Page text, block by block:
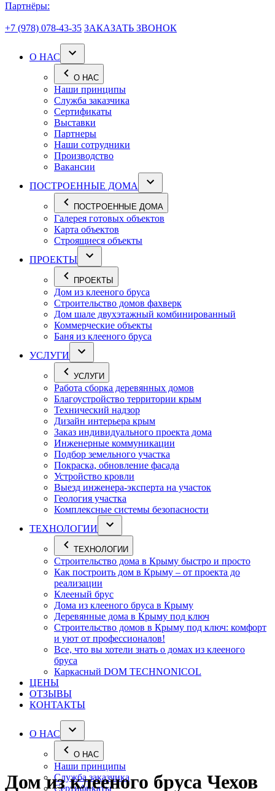
Партнёры:
+7 (978) 078-43-35 ЗАКАЗАТЬ ЗВОНОК
О НАС
О НАС
Наши принципы
Служба заказчика
Сертификаты
Выставки
Партнеры
Наши сотрудники
Производство
Вакансии
ПОСТРОЕННЫЕ ДОМА
ПОСТРОЕННЫЕ ДОМА
Галерея готовых объектов
Карта объектов
Строящиеся объекты
ПРОЕКТЫ
ПРОЕКТЫ
Дом из клееного бруса
Строительство домов фахверк
Дом шале двухэтажный комбинированный
Коммерческие объекты
Баня из клееного бруса
УСЛУГИ
УСЛУГИ
Работа сборка деревянных домов
Благоустройство территории крым
Технический надзор
Дизайн интерьера крым
Заказ индивидуального проекта дома
Инженерные коммуникации
Подбор земельного участка
Покраска, обновление фасада
Устройство кровли
Выезд инженера-эксперта на участок
Геология участка
Комплексные системы безопасности
ТЕХНОЛОГИИ
ТЕХНОЛОГИИ
Строительство дома в Крыму быстро и просто
Как построить дом в Крыму – от проекта до
реализации
Клееный брус
Дома из клееного бруса в Крыму
Деревянные дома в Крыму под ключ
Строительство домов в Крыму под ключ: комфорт
и уют от профессионалов!
Все, что вы хотели знать о домах из клееного
бруса
Каркасный DOM TECHNONICOL
ЦЕНЫ
ОТЗЫВЫ
КОНТАКТЫ
О НАС
О НАС
Наши принципы
Служба заказчика
Сертификаты
Дом из клееного бруса Чехов